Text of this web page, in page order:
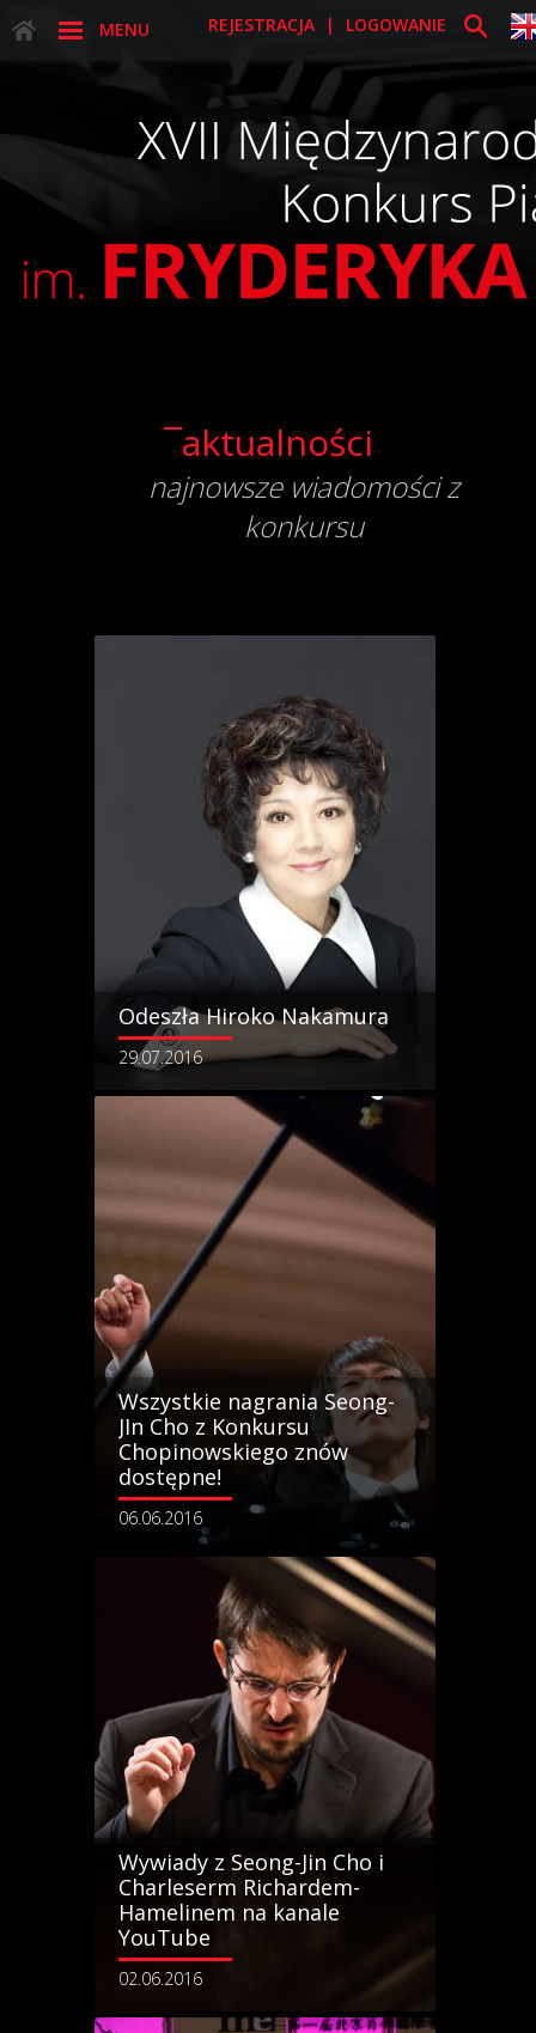
MENU REJESTRACJA | LOGOWANIE
¯aktualności
najnowsze wiadomości z
konkursu
Odeszła Hiroko Nakamura
29.07.2016
Wszystkie nagrania Seong-
JIn Cho z Konkursu
Chopinowskiego znów
dostępne!
06.06.2016
Wywiady z Seong-Jin Cho i
Charleserm Richardem-
Hamelinem na kanale
YouTube
02.06.2016